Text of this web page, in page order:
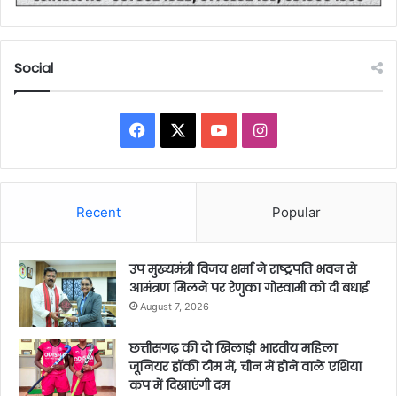
Social
Facebook YouTubeInstagram
Recent Popular
उप मुख्यमंत्री विजय शर्मा ने राष्ट्रपति भवन से
आमंत्रण मिलने पर रेणुका गोस्वामी को दी बधाई
August 7, 2026
छत्तीसगढ़ की दो खिलाड़ी भारतीय महिला
जूनियर हॉकी टीम में, चीन में होने वाले एशिया
कप में दिखाएंगी दम